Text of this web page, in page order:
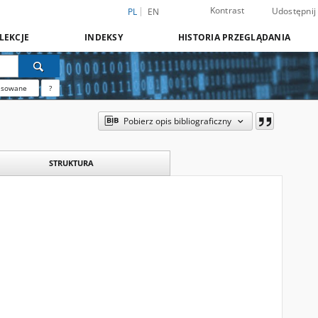
PL EN Kontrast Udostępnij
INDEKSY HISTORIA PRZEGLĄDANIA
?
Pobierz opis bibliograficzny
STRUKTURA